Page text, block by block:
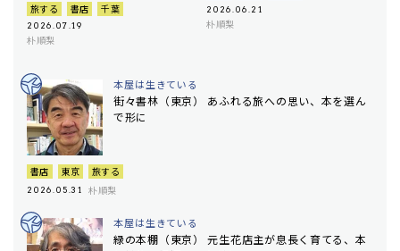
旅する 書店 千葉
2026.07.19
朴順梨
2026.06.21
朴順梨
本屋は生きている
街々書林（東京） あふれる旅への思い、本を選ん
で形に
書店 東京 旅する
2026.05.31 朴順梨
本屋は生きている
緑の本棚（東京） 元生花店主が息長く育てる、本